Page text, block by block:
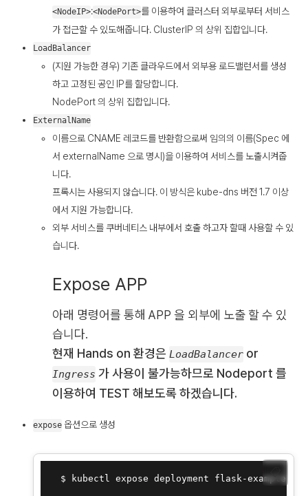
<NodeIP>:<NodePort>를 이용하여 클러스터 외부로부터 서비스
가 접근할 수 있도해줍니다. ClusterIP 의 상위 집합입니다.
LoadBalancer
(지원 가능한 경우) 기존 클라우드에서 외부용 로드밸런서를 생성
하고 고정된 공인 IP를 할당합니다.
NodePort 의 상위 집합입니다.
ExternalName
이름으로 CNAME 레코드를 반환함으로써 임의의 이름(Spec 에
서 externalName 으로 명시)을 이용하여 서비스를 노출시켜줍
니다.
프록시는 사용되지 않습니다. 이 방식은 kube-dns 버전 1.7 이상
에서 지원 가능합니다.
외부 서비스를 쿠버네티스 내부에서 호출 하고자 할때 사용할 수 있
습니다.
Expose APP
아래 명령어를 통해 APP 을 외부에 노출 할 수 있
습니다.
현재 Hands on 환경은 LoadBalancer or
Ingress 가 사용이 불가능하므로 Nodeport 를
이용하여 TEST 해보도록 하겠습니다.
expose 옵션으로 생성
$ kubectl expose deployment flask-example-
📋